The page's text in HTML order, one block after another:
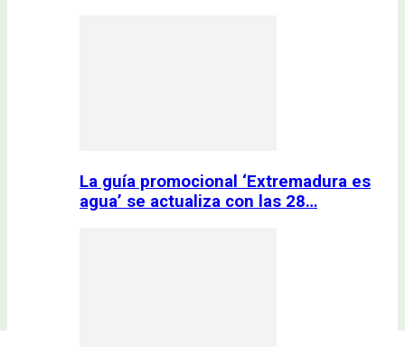
La guía promocional ‘Extremadura es
agua’ se actualiza con las 28…